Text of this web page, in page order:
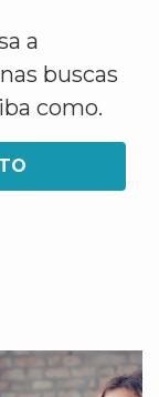
a
buscas
como.